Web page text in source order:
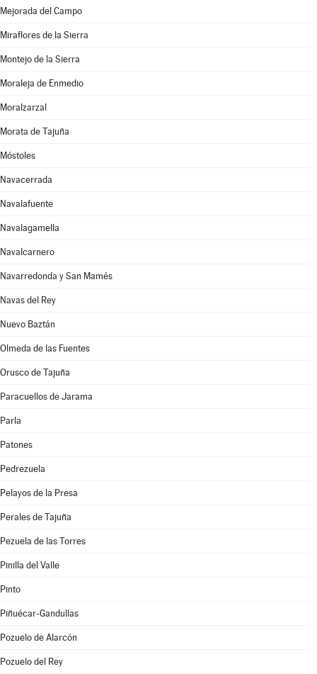
Mejorada del Campo
Miraflores de la Sierra
Montejo de la Sierra
Moraleja de Enmedio
Moralzarzal
Morata de Tajuña
Móstoles
Navacerrada
Navalafuente
Navalagamella
Navalcarnero
Navarredonda y San Mamés
Navas del Rey
Nuevo Baztán
Olmeda de las Fuentes
Orusco de Tajuña
Paracuellos de Jarama
Parla
Patones
Pedrezuela
Pelayos de la Presa
Perales de Tajuña
Pezuela de las Torres
Pinilla del Valle
Pinto
Piñuécar-Gandullas
Pozuelo de Alarcón
Pozuelo del Rey